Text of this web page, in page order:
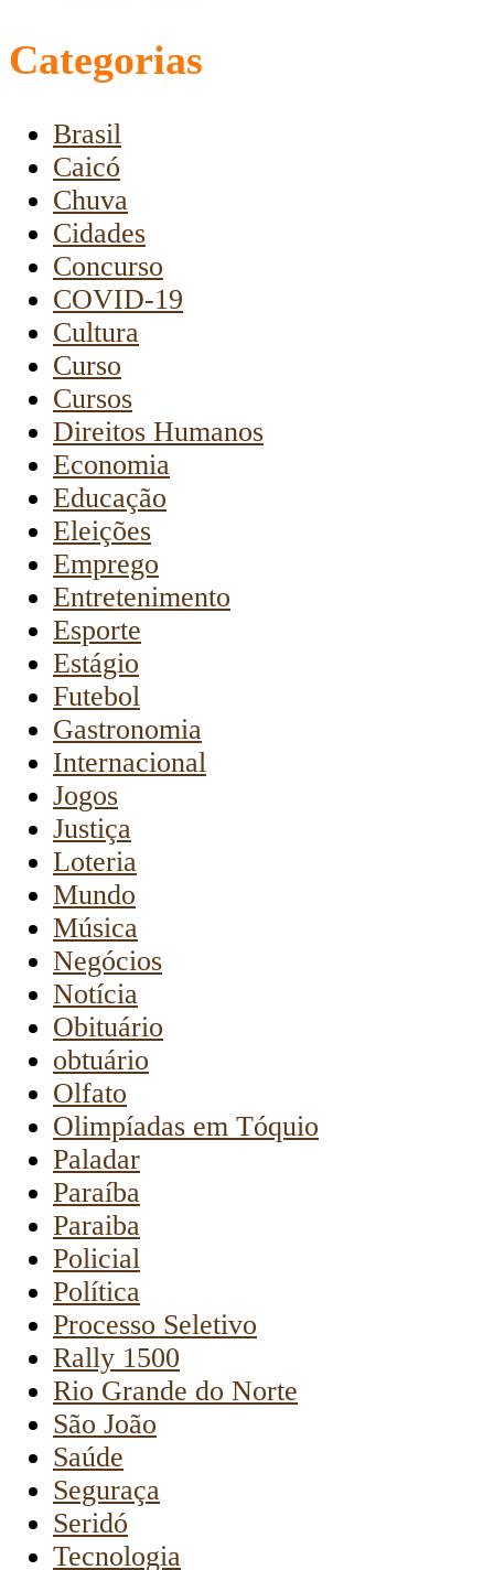
Categorias
Brasil
Caicó
Chuva
Cidades
Concurso
COVID-19
Cultura
Curso
Cursos
Direitos Humanos
Economia
Educação
Eleições
Emprego
Entretenimento
Esporte
Estágio
Futebol
Gastronomia
Internacional
Jogos
Justiça
Loteria
Mundo
Música
Negócios
Notícia
Obituário
obtuário
Olfato
Olimpíadas em Tóquio
Paladar
Paraíba
Paraiba
Policial
Política
Processo Seletivo
Rally 1500
Rio Grande do Norte
São João
Saúde
Seguraça
Seridó
Tecnologia